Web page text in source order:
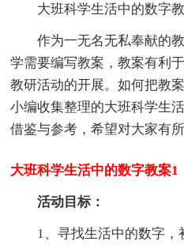
大班科学生活中的数字
作为一无名无私奉献的
学需要编写教案，教案有利
教研活动的开展。如何把教
小编收集整理的大班科学生
借鉴与参考，希望对大家有所
大班科学生活中的数字教案1
活动目标：
1、寻找生活中的数字